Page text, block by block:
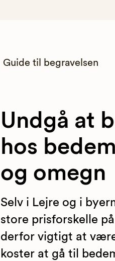
Guide til begravelsen
Undgå at
hos
og omegn
Selv i Lejre og i
store prisforskelle
derfor vigtigt at
koster at gå til